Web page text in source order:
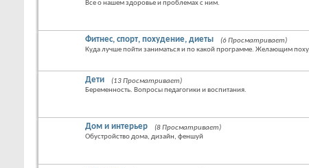
Все о нашем здоровье и проблемах с ним.
Фитнес, спорт, похудение, диеты
(6 Просматривает)
Куда лучше пойти заниматься и по какой программе. Желающим
Дети
(13 Просматривает)
Беременность. Вопросы педагогики и воспитания.
Дом и интерьер
(8 Просматривает)
Обустройство дома, дизайн, феншуй